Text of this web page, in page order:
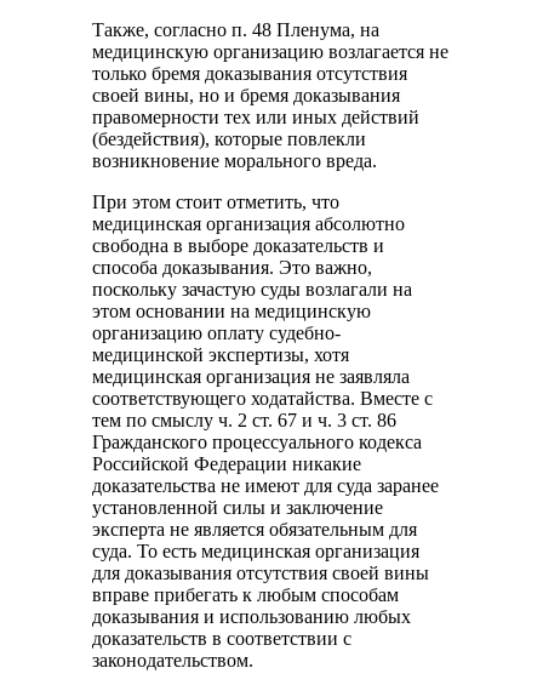
Также, согласно п. 48 Пленума, на
медицинскую организацию возлагается не
только бремя доказывания отсутствия
своей вины, но и бремя доказывания
правомерности тех или иных действий
(бездействия), которые повлекли
возникновение морального вреда.
При этом стоит отметить, что
медицинская организация абсолютно
свободна в выборе доказательств и
способа доказывания. Это важно,
поскольку зачастую суды возлагали на
этом основании на медицинскую
организацию оплату судебно-
медицинской экспертизы, хотя
медицинская организация не заявляла
соответствующего ходатайства. Вместе с
тем по смыслу ч. 2 ст. 67 и ч. 3 ст. 86
Гражданского процессуального кодекса
Российской Федерации никакие
доказательства не имеют для суда заранее
установленной силы и заключение
эксперта не является обязательным для
суда. То есть медицинская организация
для доказывания отсутствия своей вины
вправе прибегать к любым способам
доказывания и использованию любых
доказательств в соответствии с
законодательством.